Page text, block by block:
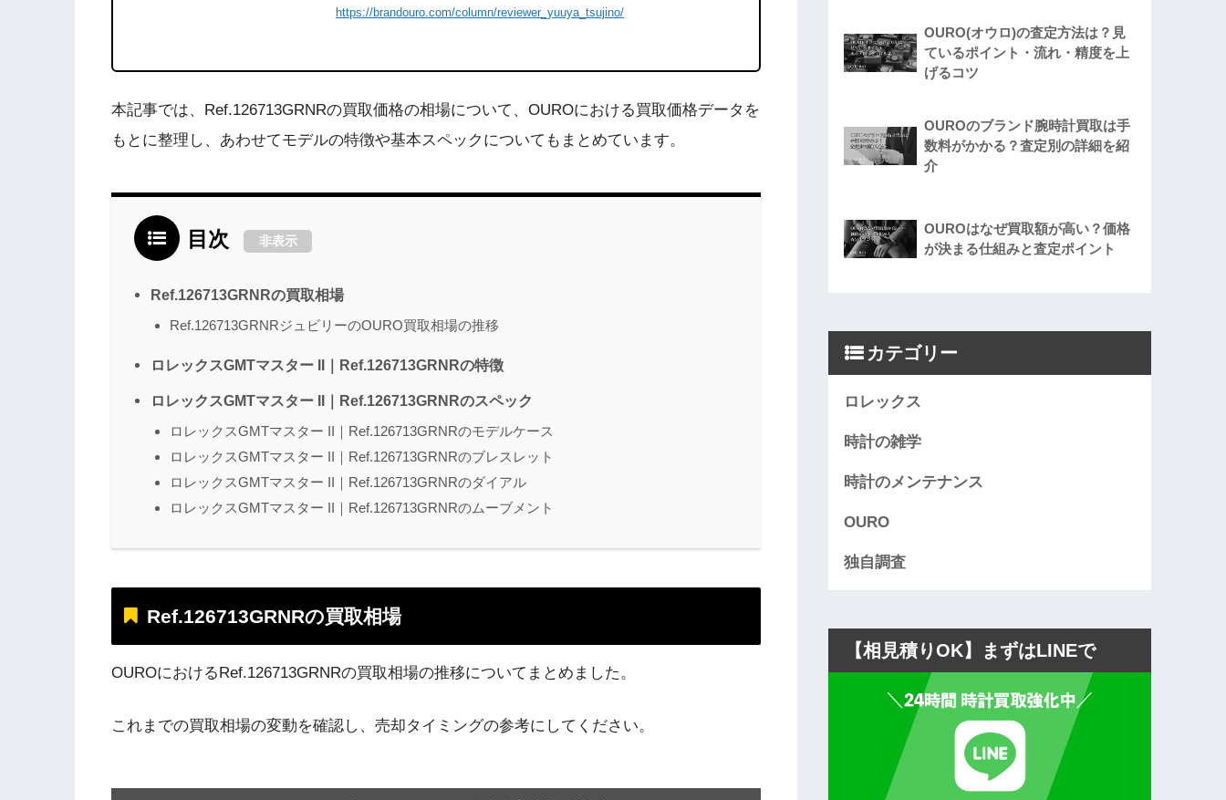
https://brandouro.com/column/reviewer_yuuya_tsujino/
本記事では、Ref.126713GRNRの買取価格の相場について、OUROにおける買取価格データを
もとに整理し、あわせてモデルの特徴や基本スペックについてもまとめています。
目次 非表示
Ref.126713GRNRの買取相場
Ref.126713GRNRジュビリーのOURO買取相場の推移
ロレックスGMTマスター II｜Ref.126713GRNRの特徴
ロレックスGMTマスター II｜Ref.126713GRNRのスペック
ロレックスGMTマスター II｜Ref.126713GRNRのモデルケース
ロレックスGMTマスター II｜Ref.126713GRNRのブレスレット
ロレックスGMTマスター II｜Ref.126713GRNRのダイアル
ロレックスGMTマスター II｜Ref.126713GRNRのムーブメント
Ref.126713GRNRの買取相場
OUROにおけるRef.126713GRNRの買取相場の推移についてまとめました。
これまでの買取相場の変動を確認し、売却タイミングの参考にしてください。
OURO(オウロ)の査定方法は？見
ているポイント・流れ・精度を上
げるコツ
OUROのブランド腕時計買取は手
数料がかかる？査定別の詳細を紹
介
OUROはなぜ買取額が高い？価格
が決まる仕組みと査定ポイント
カテゴリー
ロレックス
時計の雑学
時計のメンテナンス
OURO
独自調査
【相見積りOK】まずはLINEで